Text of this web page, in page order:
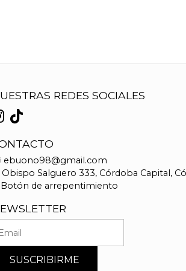
REDES SOCIALES
ebuono98@gmail.com
Obispo Salguero 333, Córdoba Capital,
Botón de arrepentimiento
SUSCRIBIRME